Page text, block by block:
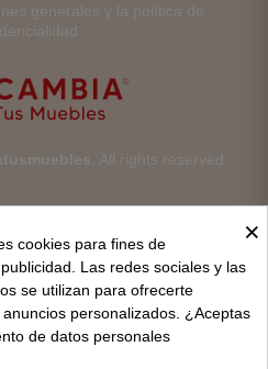
. All rights reserved
generales y la política de
legal
×
cookies para fines de
Las redes sociales y las
se utilizan para ofrecerte
personalizados. ¿Aceptas
de datos personales